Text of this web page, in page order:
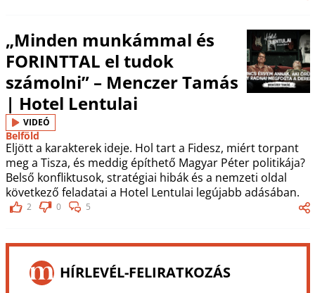
„Minden munkámmal és
FORINTTAL el tudok
számolni” – Menczer Tamás
| Hotel Lentulai
VIDEÓ
Belföld
Eljött a karakterek ideje. Hol tart a Fidesz, miért torpant
meg a Tisza, és meddig építhető Magyar Péter politikája?
Belső konfliktusok, stratégiai hibák és a nemzeti oldal
következő feladatai a Hotel Lentulai legújabb adásában.
2 0 5
HÍRLEVÉL-FELIRATKOZÁS